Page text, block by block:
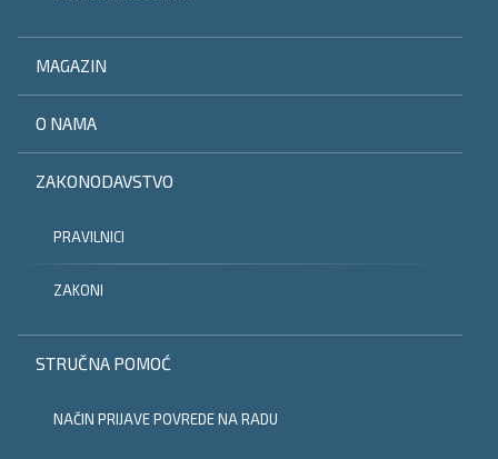
MAGAZIN
O NAMA
ZAKONODAVSTVO
PRAVILNICI
ZAKONI
STRUČNA POMOĆ
NAČIN PRIJAVE POVREDE NA RADU